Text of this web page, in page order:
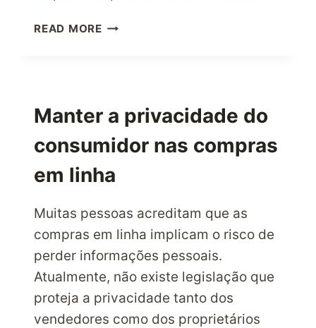
READ MOREO
FIRE
HD
UM
TÃO
Manter a privacidade do
consumidor nas compras
em linha
Muitas pessoas acreditam que as
compras em linha implicam o risco de
perder informações pessoais.
Atualmente, não existe legislação que
proteja a privacidade tanto dos
vendedores como dos proprietários